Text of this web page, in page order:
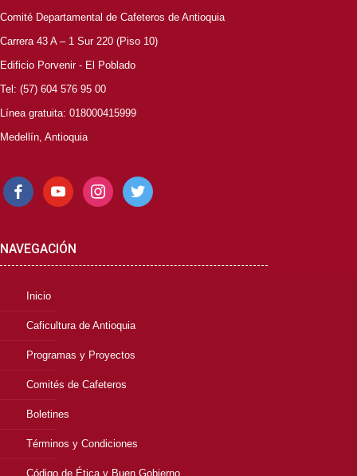
Comité Departamental de Cafeteros de Antioquia
Carrera 43 A – 1 Sur 220 (Piso 10)
Edificio Porvenir - El Poblado
Tel: (57) 604 576 95 00
Línea gratuita: 018000415999
Medellín, Antioquia
facebookyoutube instagramtwitter
NAVEGACIÓN
Inicio
Caficultura de Antioquia
Programas y Proyectos
Comités de Cafeteros
Boletines
Términos y Condiciones
Código de Ética y Buen Gobierno